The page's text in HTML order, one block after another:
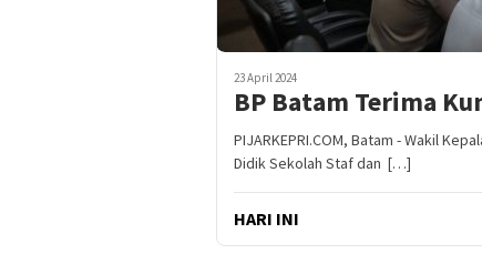
23 April 2024
BP Batam Terima
PIJARKEPRI.COM, Batam - Wakil
Didik Sekolah Staf dan […]
HARI INI